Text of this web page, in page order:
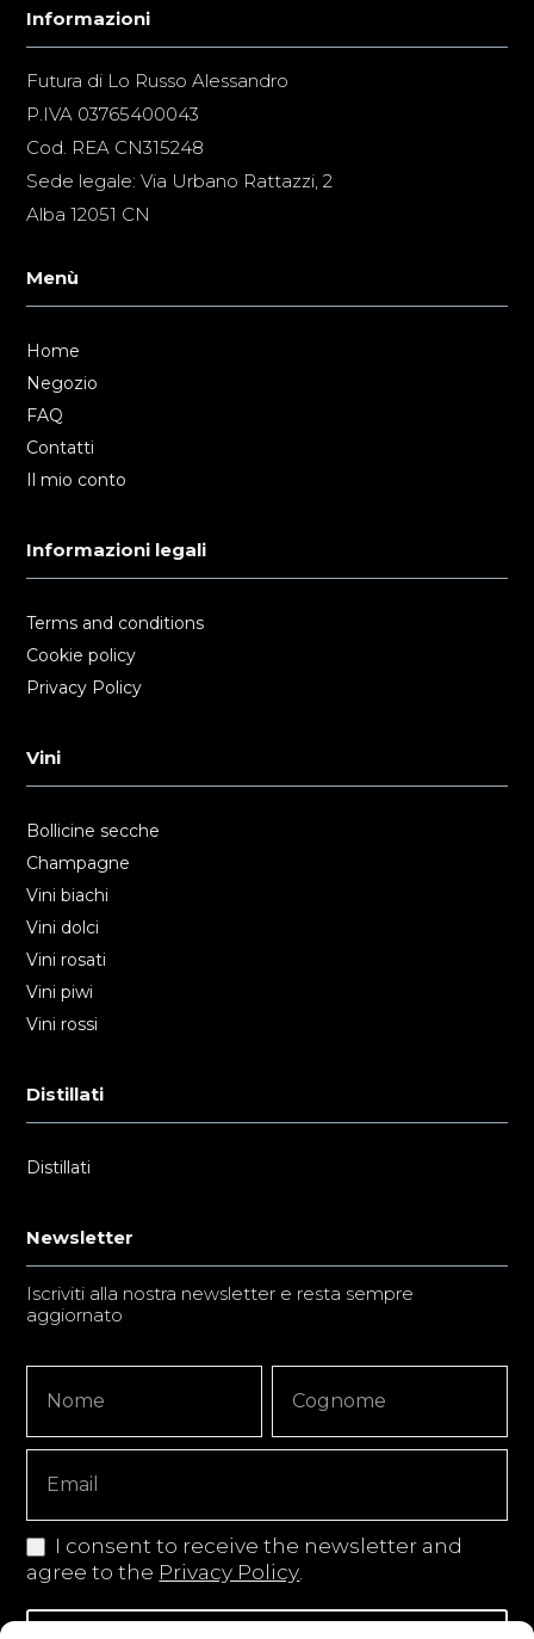
Informazioni
Futura di Lo Russo Alessandro
P.IVA 03765400043
Cod. REA CN315248
Sede legale: Via Urbano Rattazzi, 2
Alba 12051 CN
Menù
Home
Negozio
FAQ
Contatti
Il mio conto
Informazioni legali
Terms and conditions
Cookie policy
Privacy Policy
Vini
Bollicine secche
Champagne
Vini biachi
Vini dolci
Vini rosati
Vini piwi
Vini rossi
Distillati
Distillati
Newsletter
Iscriviti alla nostra newsletter e resta sempre
aggiornato
Signup
Copy
I consent to receive the newsletter and
agree to the Privacy Policy